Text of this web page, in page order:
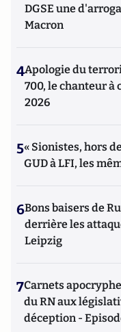
DGSE une
Macron
4Apologie du
700, le chanteur à
2026
5« Sionistes, hors
GUD à LFI, les
6Bons baisers de
derrière les
Leipzig
7Carnets
du RN aux
déception -